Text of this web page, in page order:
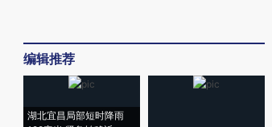
编辑推荐
湖北宜昌局部短时降雨